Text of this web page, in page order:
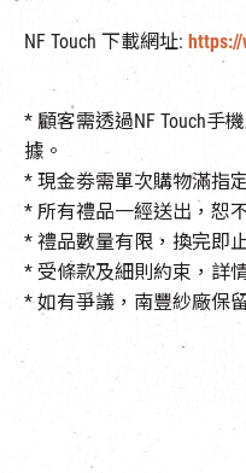
NF Touch 下載網址:
* 顧客需透過NF Touch手
據。
* 現金劵需單次購物滿指
* 所有禮品一經送出，恕
* 禮品數量有限，換完即
* 受條款及細則約束，詳
* 如有爭議，南豐紗廠保